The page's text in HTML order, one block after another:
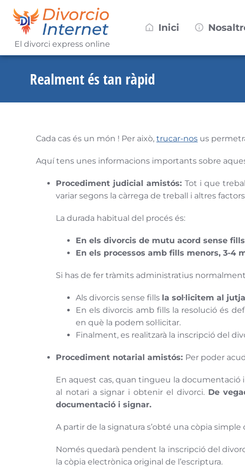
El divorci express online
Inici
Realment és tan ràpid
Cada cas és un món ! Per això, trucar-nos us
Aquí tens unes informacions importants sobre
Procediment judicial amistós: Tot i que
variar segons la càrrega de treball i altres
La durada habitual del procés és:
En els divorcis de mutu acord sense
En els processos amb fills menors, 3-4
Si has de fer tràmits administratius
Als divorcis sense fills la sol·licitem al
En els divorcis amb fills la resolució és
en què la podem sol·licitar.
Finalment, es realitzarà la inscripció del
Procediment notarial amistós: Per poder
En aquest cas, quan tingueu la documentació
al notari a signar i obtenir el divorci. De
documentació i signar.
A partir de la signatura s’obté una còpia simple
Només quedarà pendent la inscripció del
la còpia electrònica original de l’escriptura.